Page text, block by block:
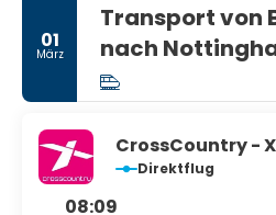
01
März
Transport von
nach
CrossCountry -
Direktflug
08:09